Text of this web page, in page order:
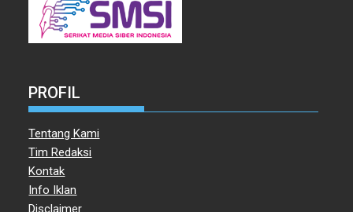
PROFIL
Tentang Kami
Tim Redaksi
Kontak
Info Iklan
Disclaimer